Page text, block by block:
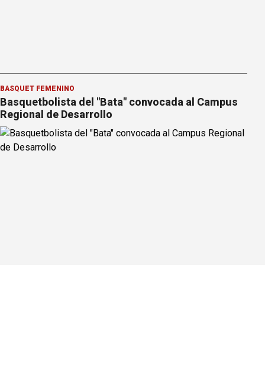
BÁSQUET FEMENINO
Basquetbolista del "Bata" convocada al Campus
Regional de Desarrollo